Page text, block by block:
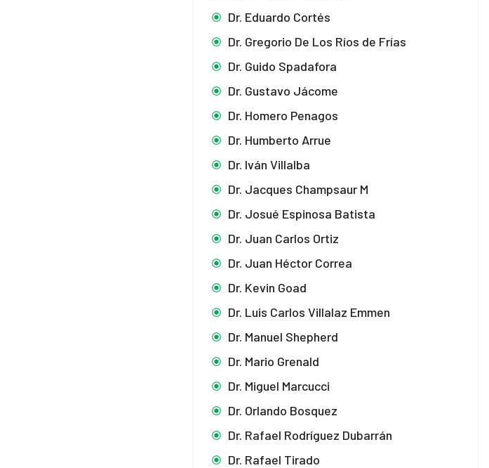
Dr. Eduardo Cortés
Dr. Gregorio De Los Ríos de Frías
Dr. Guido Spadafora
Dr. Gustavo Jácome
Dr. Homero Penagos
Dr. Humberto Arrue
Dr. Iván Villalba
Dr. Jacques Champsaur M
Dr. Josué Espinosa Batista
Dr. Juan Carlos Ortiz
Dr. Juan Héctor Correa
Dr. Kevin Goad
Dr. Luis Carlos Villalaz Emmen
Dr. Manuel Shepherd
Dr. Mario Grenald
Dr. Miguel Marcucci
Dr. Orlando Bosquez
Dr. Rafael Rodríguez Dubarrán
Dr. Rafael Tirado